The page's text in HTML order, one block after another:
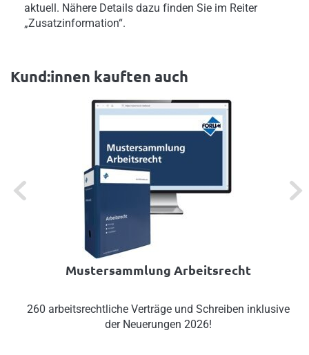
aktuell. Nähere Details dazu finden Sie im Reiter
„Zusatzinformation“.
Kund:innen kauften auch
Previous Next
Mustersammlung Arbeitsrecht
260 arbeitsrechtliche Verträge und Schreiben inklusive
der Neuerungen 2026!